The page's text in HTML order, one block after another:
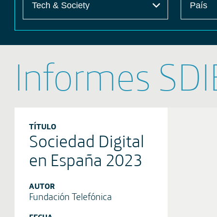
Informes
TÍTULO
Sociedad Digital
en España 2023
AUTOR
Fundación Telefónica